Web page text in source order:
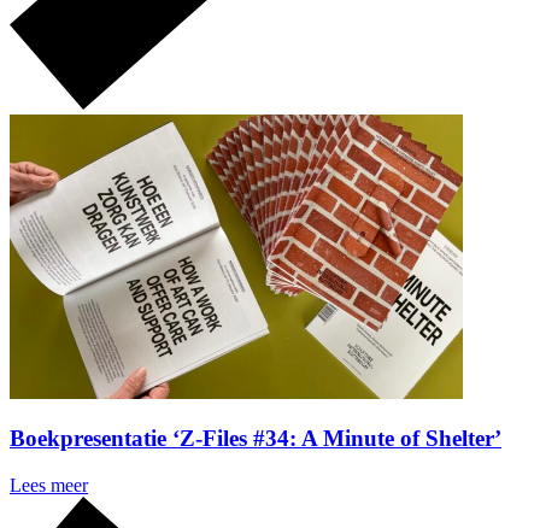
Boekpresentatie ‘Z-Files #34: A Minute of Shelter’
Lees meer